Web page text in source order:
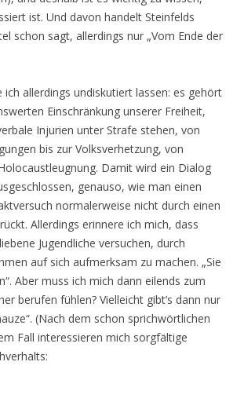
ist. Und davon handelt Steinfelds
schon sagt, allerdings nur „Vom Ende der
ich allerdings undiskutiert lassen: es gehört
Einschränkung unserer Freiheit,
Injurien unter Strafe stehen, von
bis zur Volksverhetzung, von
Damit wird ein Dialog
genauso, wie man einen
normalerweise nicht durch einen
Allerdings erinnere ich mich, dass
Jugendliche versuchen, durch
auf sich aufmerksam zu machen. „Sie
Aber muss ich mich dann eilends zum
berufen fühlen? Vielleicht gibt’s dann nur
(Nach dem schon sprichwörtlichen
Fall interessieren mich sorgfältige